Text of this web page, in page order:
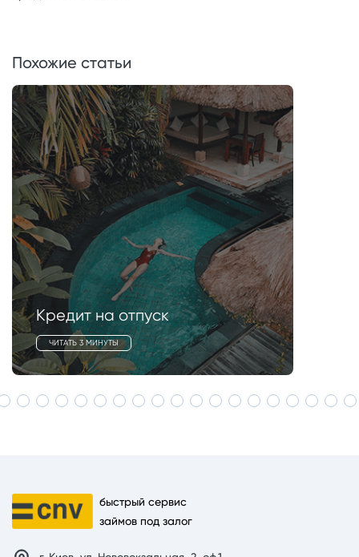
Похожие статьи
Кредит на отпуск
ЧИТАТЬ 3 МИНУТЫ
быстрый сервис
займов под залог